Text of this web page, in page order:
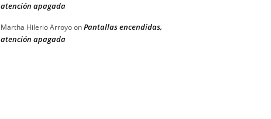
atención apagada
Martha Hilerio ArroyoonPantallas encendidas,
atención apagada